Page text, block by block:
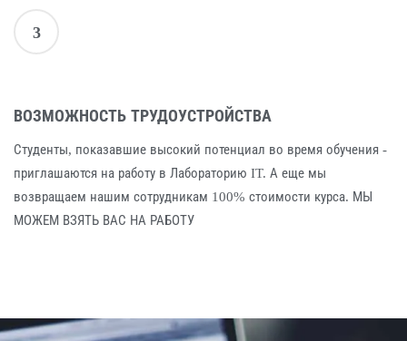
3
ВОЗМОЖНОСТЬ ТРУДОУСТРОЙСТВА
Студенты, показавшие высокий потенциал во время обучения -
приглашаются на работу в Лабораторию IT. А еще мы
возвращаем нашим сотрудникам 100% стоимости курса. МЫ
МОЖЕМ ВЗЯТЬ ВАС НА РАБОТУ